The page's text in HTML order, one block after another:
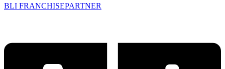
BLI FRANCHISEPARTNER